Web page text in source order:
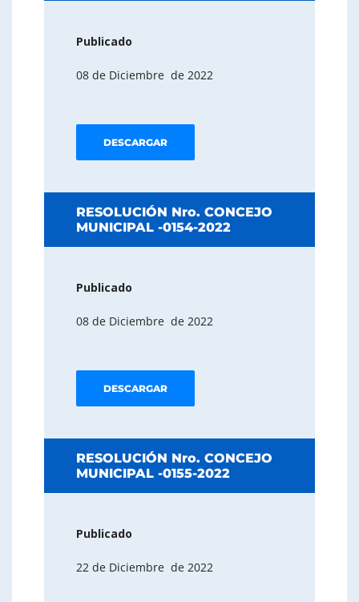
Publicado
08 de Diciembre de 2022
DESCARGAR
RESOLUCIÓN Nro. CONCEJO
MUNICIPAL -0154-2022
Publicado
08 de Diciembre de 2022
DESCARGAR
RESOLUCIÓN Nro. CONCEJO
MUNICIPAL -0155-2022
Publicado
22 de Diciembre de 2022